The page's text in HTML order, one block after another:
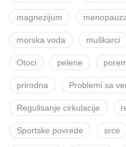
magnezijum
morska voda muškarci
Otoci pelene
prirodna Problemi sa
Regulisanje cirkulacije
Sportske povrede srce